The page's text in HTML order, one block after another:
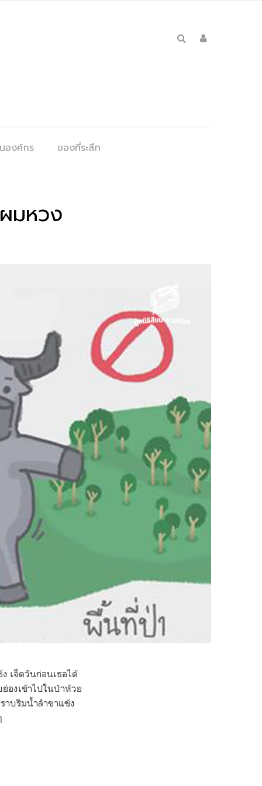
องค์กร ของที่ระลึก
มหวง
เจ็ดวันก่อนเธอได้
องเข้าไปในป่าห้วย
าบริมน้ำลำขาแข้ง